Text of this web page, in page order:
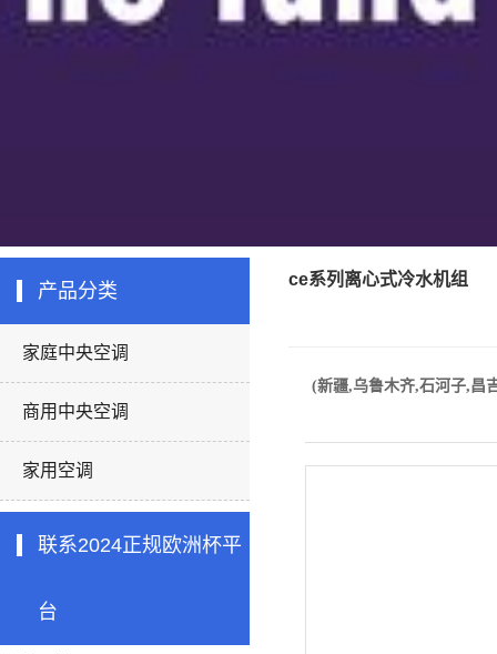
产品分类
家庭中央空调
商用中央空调
家用空调
联系2024正规欧洲杯平
台
ce系列离心式冷水机组
(新疆,乌鲁木齐,石河子,昌